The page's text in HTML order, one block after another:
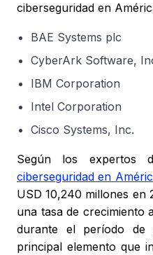
ciberseguridad en
BAE Systems plc
CyberArk Software,
IBM Corporation
Intel Corporation
Cisco Systems, Inc.
Según los expertos
ciberseguridad en
USD 10,240 millones en
una tasa de crecimiento
durante el período de
principal elemento que